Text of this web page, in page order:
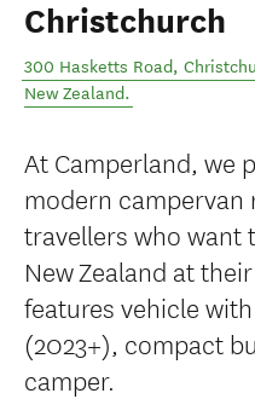
Christchurch
300 Hasketts Road,
New Zealand.
At Camperland, we
modern campervan
travellers who want
New Zealand at
features vehicle
(2023+), compact
camper.